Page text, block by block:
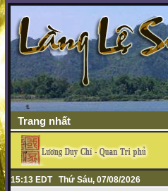
Trang nhất
15:13 EDT Thứ Sáu, 07/08/2026